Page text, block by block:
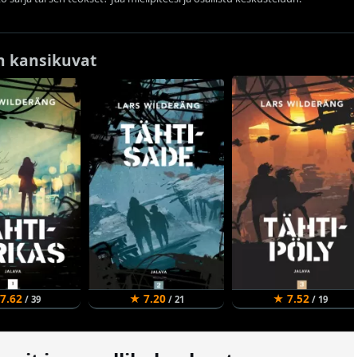
kansikuvat
/ 39 ★ 7.20/ 21 ★ 7.52/ 19